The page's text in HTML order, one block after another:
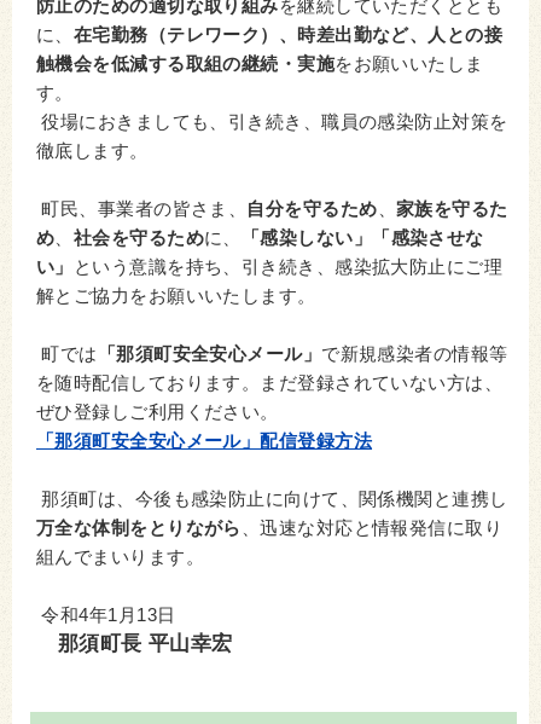
防止のための適切な取り組みを継続していただくととも
に、 在宅勤務（テレワーク）、時差出勤など、人との接
触機会を低減する取組の継続・実施をお願いいたしま
す。
役場におきましても、引き続き、職員の感染防止対策を
徹底します。
町民、事業者の皆さま、 自分を守るため
家族を守るた
め
社会を守るために、
「感染しない」「感染させな
い」
という意識を持ち、引き続き、感染拡大防止にご理
解とご協力をお願いいたします。
町では 「那須町安全安心メール」 で新規感染者の情報等
を随時配信しております。まだ登録されていない方は、
ぜひ登録しご利用ください。
「那須町安全安心メール」配信登録方法
那須町は、今後も感染防止に向けて、関係機関と連携し
万全な体制をとりながら
、迅速な対応と情報発信に取り
組んでまいります。
令和4年1月13日
那須町長 平山幸宏